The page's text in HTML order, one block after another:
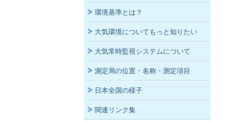
環境基準とは？
大気環境についてもっと知りたい
大気常時監視システムについて
測定局の位置・名称・測定項目
日本全国の様子
関連リンク集